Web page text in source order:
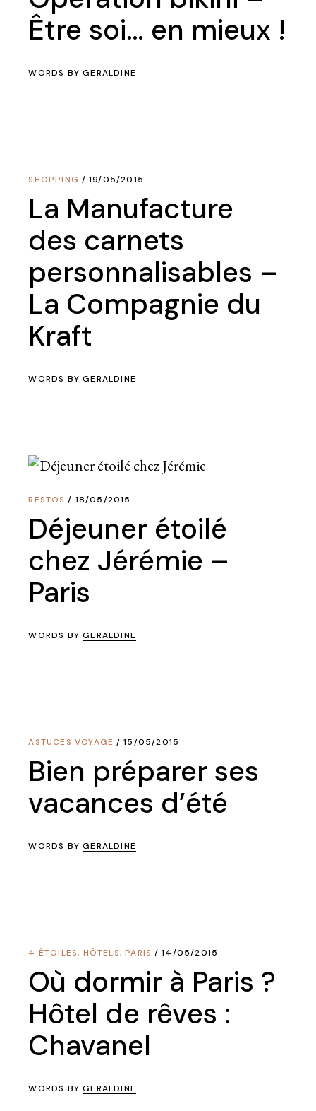
Être soi… en mieux !
WORDS BYGERALDINE
SHOPPING 19/05/2015
La Manufacture
des carnets
personnalisables –
La Compagnie du
Kraft
WORDS BYGERALDINE
RESTOS 18/05/2015
Déjeuner étoilé
chez Jérémie –
Paris
WORDS BYGERALDINE
ASTUCES VOYAGE 15/05/2015
Bien préparer ses
vacances d’été
WORDS BYGERALDINE
4 ÉTOILES, HÔTELS,PARIS 14/05/2015
Où dormir à Paris ?
Hôtel de rêves :
Chavanel
WORDS BYGERALDINE